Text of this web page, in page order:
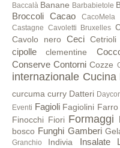
Baccalà Banane Barbabietole
Broccoli Cacao CacoMela
Castagne Cavoletti Bruxelles
Cavolo nero Ceci Cetrioli
cipolle clementine
Conserve Contorni Cozze
internazionale Cucina
curcuma curry Datteri
Eventi Fagioli Fagiolini Farro
Finocchi Fiori Formaggi
bosco Funghi Gamberi
Granchio Indivia Insalate